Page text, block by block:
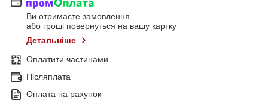
Ви отримаєте замовлення
або гроші повернуться на вашу картку
Детальніше
Оплатити частинами
Післяплата
Оплата на рахунок